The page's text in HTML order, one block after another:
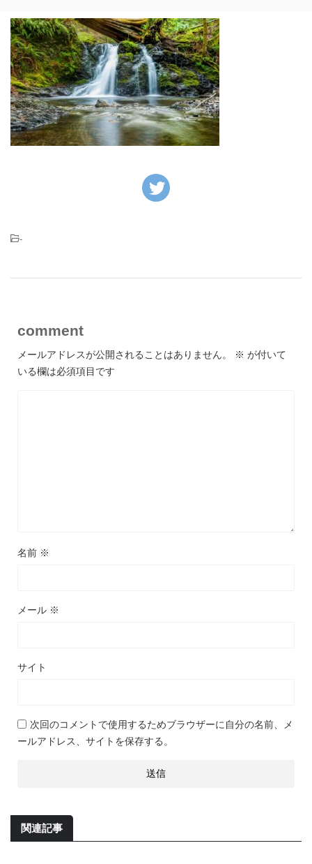
-
comment
メールアドレスが公開されることはありません。 ※ が付いて
いる欄は必須項目です
名前 ※
メール ※
サイト
次回のコメントで使用するためブラウザーに自分の名前、メ
ールアドレス、サイトを保存する。
関連記事